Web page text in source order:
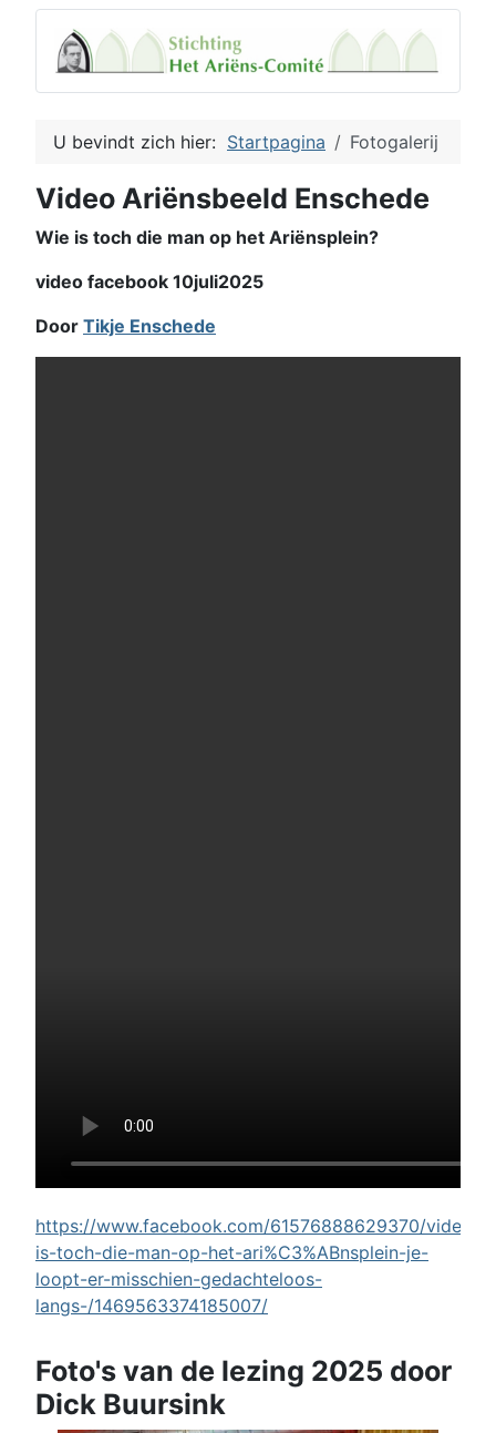
U bevindt zich hier: Startpagina Fotogalerij
Video Ariënsbeeld Enschede
Wie is toch die man op het Ariënsplein?
video facebook 10juli2025
Door Tikje Enschede
https://www.facebook.com/61576888629370/videos/
is-toch-die-man-op-het-ari%C3%ABnsplein-je-
loopt-er-misschien-gedachteloos-
langs-/1469563374185007/
Foto's van de lezing 2025 door
Dick Buursink